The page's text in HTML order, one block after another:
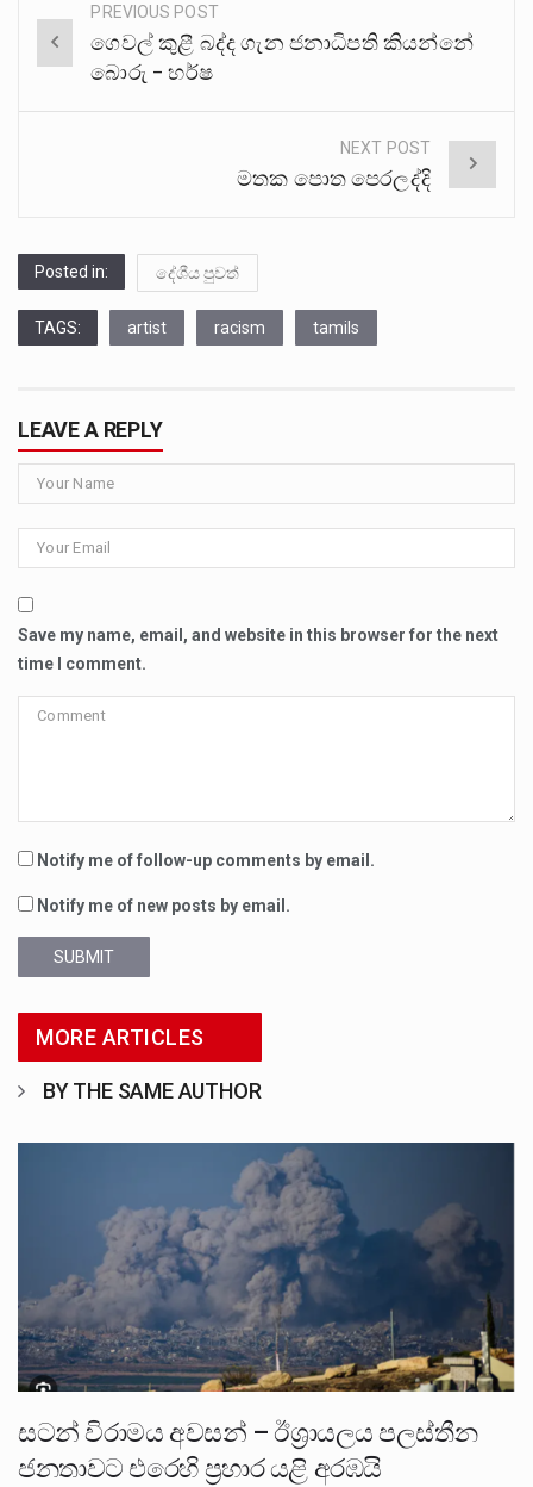
Post
navigation
PREVIOUS POST
ගෙවල් කුළී බද්ද ගැන ජනාධිපති කියන්නේ
බොරු – හර්ෂ
NEXT POST
මතක පොත පෙරලද්දි
Posted in: දේශීය පුවත්
TAGS: artist racism tamils
LEAVE A REPLY
Save my name, email, and website in this browser for the next
time I comment.
Notify me of follow-up comments by email.
Notify me of new posts by email.
SUBMIT
MORE ARTICLES
BY THE SAME AUTHOR
සටන් විරාමය අවසන් – ඊශ්‍රායලය පලස්තීන
ජනතාවට එරෙහි ප්‍රහාර යළි අරඹයි